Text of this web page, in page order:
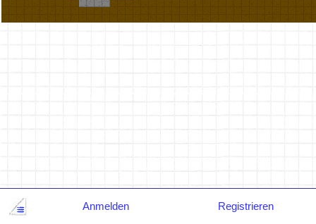
Anmelden Registrieren